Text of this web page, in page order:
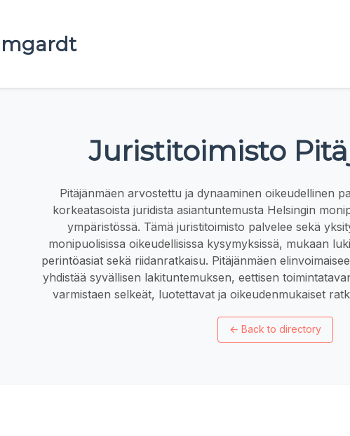
Juristitoimisto
Pitäjänmäen arvostettu ja dynaaminen oikeudellinen
korkeatasoista juridista asiantuntemusta Helsingin
ympäristössä. Tämä juristitoimisto palvelee sekä
monipuolisissa oikeudellisissa kysymyksissä, mukaan
perintöasiat sekä riidanratkaisu. Pitäjänmäen
yhdistää syvällisen lakituntemuksen, eettisen
varmistaen selkeät, luotettavat ja oikeudenmukaiset
← Back to directory